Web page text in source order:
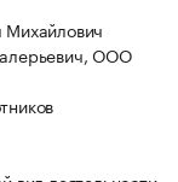
ООО